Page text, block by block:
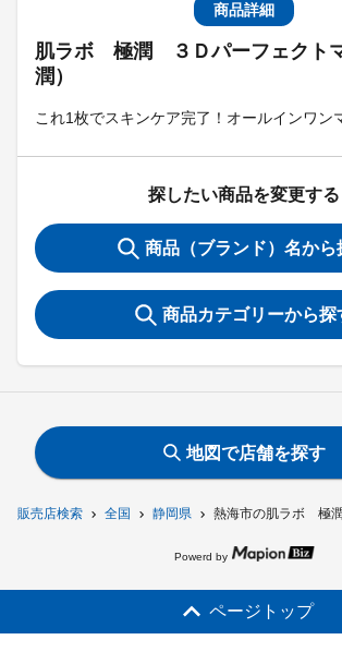
販売店検索 全国 静岡県 熱海市の肌ラボ 極
商品詳細
肌ラボ 極潤 ３Ｄパーフェクト
潤）
これ1枚でスキンケア完了！オールインワン
探したい商品を変更する
商品（ブランド）名から
商品カテゴリーから探
地図で店舗を探す
Powerd by
ページトップ